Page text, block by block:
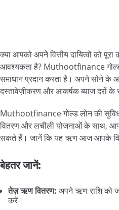
क्या आपको अपने वित्तीय दायित्वों को
आवश्यकता है? Muthootfinance
समाधान प्रदान करता है। अपने सोने के
दस्तावेज़ीकरण और आकर्षक ब्याज दरों
Muthootfinance गोल्ड लोन की
वितरण और लचीली योजनाओं के साथ, आप
सकते हैं। जानें कि यह ऋण आज आपके
बेहतर जानें:
तेज़ ऋण वितरण: अपने ऋण राशि को
करें।